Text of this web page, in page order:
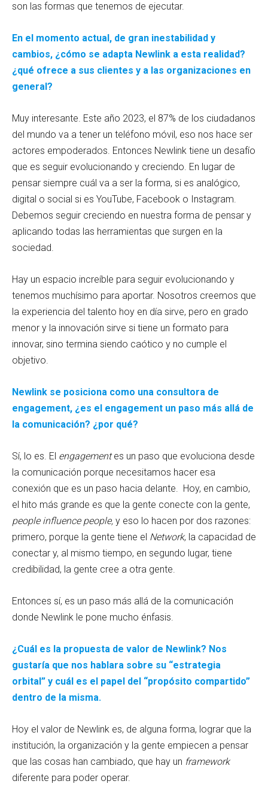
son las formas que tenemos de ejecutar.
En el momento actual, de gran inestabilidad y
cambios, ¿cómo se adapta Newlink a esta realidad?
¿qué ofrece a sus clientes y a las organizaciones en
general?
Muy interesante. Este año 2023, el 87% de los ciudadanos
del mundo va a tener un teléfono móvil, eso nos hace ser
actores empoderados. Entonces Newlink tiene un desafío
que es seguir evolucionando y creciendo. En lugar de
pensar siempre cuál va a ser la forma, si es analógico,
digital o social si es YouTube, Facebook o Instagram.
Debemos seguir creciendo en nuestra forma de pensar y
aplicando todas las herramientas que surgen en la
sociedad.
Hay un espacio increíble para seguir evolucionando y
tenemos muchísimo para aportar. Nosotros creemos que
la experiencia del talento hoy en día sirve, pero en grado
menor y la innovación sirve si tiene un formato para
innovar, sino termina siendo caótico y no cumple el
objetivo.
Newlink se posiciona como una consultora de
engagement, ¿es el engagement un paso más allá de
la comunicación? ¿por qué?
Sí, lo es. El engagementes un paso que evoluciona desde
la comunicación porque necesitamos hacer esa
conexión que es un paso hacia delante. Hoy, en cambio,
el hito más grande es que la gente conecte con la gente,
people influence people, y eso lo hacen por dos razones:
primero, porque la gente tiene el Network, la capacidad de
conectar y, al mismo tiempo, en segundo lugar, tiene
credibilidad, la gente cree a otra gente.
Entonces sí, es un paso más allá de la comunicación
donde Newlink le pone mucho énfasis.
¿Cuál es la propuesta de valor de Newlink? Nos
gustaría que nos hablara sobre su “estrategia
orbital” y cuál es el papel del “propósito compartido”
dentro de la misma.
Hoy el valor de Newlink es, de alguna forma, lograr que la
institución, la organización y la gente empiecen a pensar
que las cosas han cambiado, que hay un framework
diferente para poder operar.